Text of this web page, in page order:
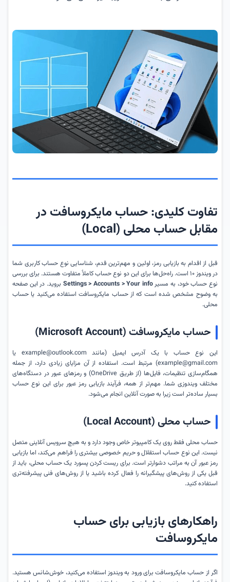
تفاوت کلیدی: حساب مایکروسافت در
مقابل حساب محلی (Local)
قبل از اقدام به بازیابی رمز، اولین و مهم‌ترین قدم، شناسایی نوع حساب کاربری شما
در ویندوز ۱۰ است. راه‌حل‌ها برای این دو نوع حساب کاملاً متفاوت هستند. برای بررسی
نوع حساب خود، به مسیرSettings > Accounts > Your info بروید. در این صفحه
به وضوح مشخص شده است که از حساب مایکروسافت استفاده می‌کنید یا حساب
محلی.
حساب مایکروسافت (Microsoft Account)
این نوع حساب با یک آدرس ایمیل (مانند example@outlook.com یا
example@gmail.com) مرتبط است. استفاده از آن مزایای زیادی دارد، از جمله
همگام‌سازی تنظیمات، فایل‌ها (از طریق OneDrive) و رمزهای عبور در دستگاه‌های
مختلف ویندوزی شما. مهم‌تر از همه، فرآیند بازیابی رمز عبور برای این نوع حساب
بسیار ساده‌تر است زیرا به صورت آنلاین انجام می‌شود.
حساب محلی (Local Account)
حساب محلی فقط روی یک کامپیوتر خاص وجود دارد و به هیچ سرویس آنلاینی متصل
نیست. این نوع حساب استقلال و حریم خصوصی بیشتری را فراهم می‌کند، اما بازیابی
رمز عبور آن به مراتب دشوارتر است. برای ریست کردن پسورد یک حساب محلی، باید از
قبل یکی از روش‌های پیشگیرانه را فعال کرده باشید یا از روش‌های فنی پیشرفته‌تری
استفاده کنید.
راهکارهای بازیابی برای حساب
مایکروسافت
اگر از حساب مایکروسافت برای ورود به ویندوز استفاده می‌کنید، خوش‌شانس هستید.